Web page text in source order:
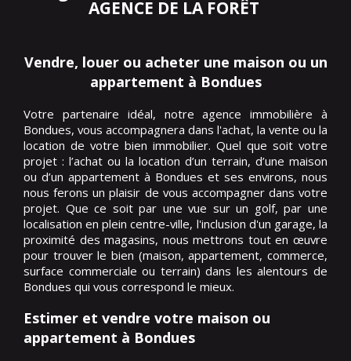
AGENCE DE LA FORÊT
Vendre, louer ou acheter une maison ou un
appartement à Bondues
Votre partenaire idéal, notre agence immobilière à
Bondues, vous accompagnera dans l'achat, la vente ou la
location de votre bien immobilier. Quel que soit votre
projet : l’achat ou la location d’un terrain, d’une maison
ou d’un appartement à Bondues et ses environs, nous
nous ferons un plaisir de vous accompagner dans votre
projet. Que ce soit par une vue sur un golf, par une
localisation en plein centre-ville, l'inclusion d'un garage, la
proximité des magasins, nous mettrons tout en œuvre
pour trouver le bien (maison, appartement, commerce,
surface commerciale ou terrain) dans les alentours de
Bondues qui vous correspond le mieux.
Estimer et vendre votre maison ou
appartement à Bondues